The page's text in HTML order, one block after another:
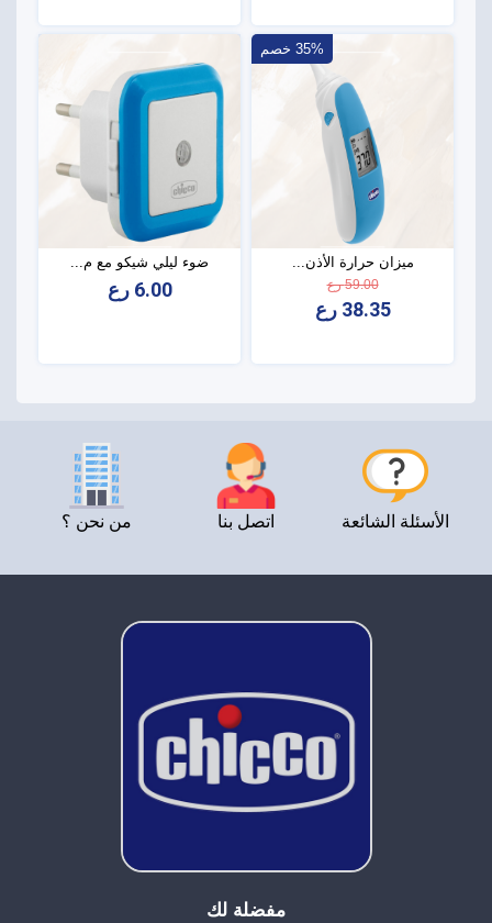
35% خصم
ميزان حرارة الأذن...
59.00 رع
38.35 رع
ضوء ليلي شيكو مع م...
6.00 رع
من نحن ؟ اتصل بنا الأسئلة الشائعة
مفضلة لك